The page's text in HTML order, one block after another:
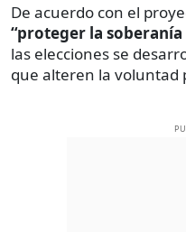
De acuerdo con el
“proteger la soberanía
las elecciones se
que alteren la voluntad